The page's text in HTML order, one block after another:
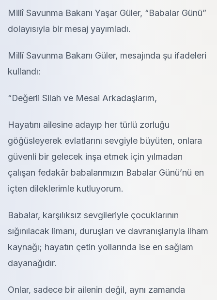
Millî Savunma Bakanı Yaşar Güler, “Babalar Günü”
dolayısıyla bir mesaj yayımladı.
Millî Savunma Bakanı Güler, mesajında şu ifadeleri
kullandı:
“Değerli Silah ve Mesai Arkadaşlarım,
Hayatını ailesine adayıp her türlü zorluğu
göğüsleyerek evlatlarını sevgiyle büyüten, onlara
güvenli bir gelecek inşa etmek için yılmadan
çalışan fedakâr babalarımızın Babalar Günü’nü en
içten dileklerimle kutluyorum.
Babalar, karşılıksız sevgileriyle çocuklarının
sığınılacak limanı, duruşları ve davranışlarıyla ilham
kaynağı; hayatın çetin yollarında ise en sağlam
dayanağıdır.
Onlar, sadece bir ailenin değil, aynı zamanda